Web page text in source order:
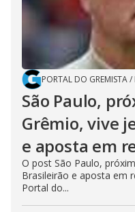
PORTAL DO GREMISTA/
São Paulo,
Grêmio, vive
e aposta em
O post São Paulo,
Brasileirão e aposta em
Portal do...